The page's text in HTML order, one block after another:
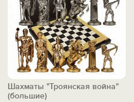
Шахматы "Троянская война"
(большие)